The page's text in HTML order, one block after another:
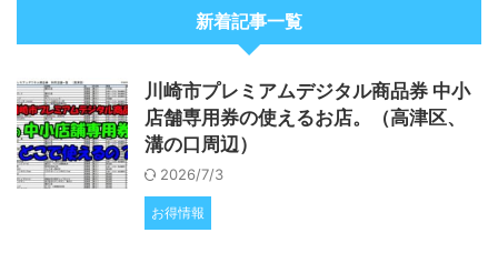
新着記事一覧
川崎市プレミアムデジタル商品券 中小
店舗専用券の使えるお店。（高津区、
溝の口周辺）
2026/7/3
お得情報